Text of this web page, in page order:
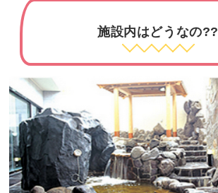
施設内はどうなの??